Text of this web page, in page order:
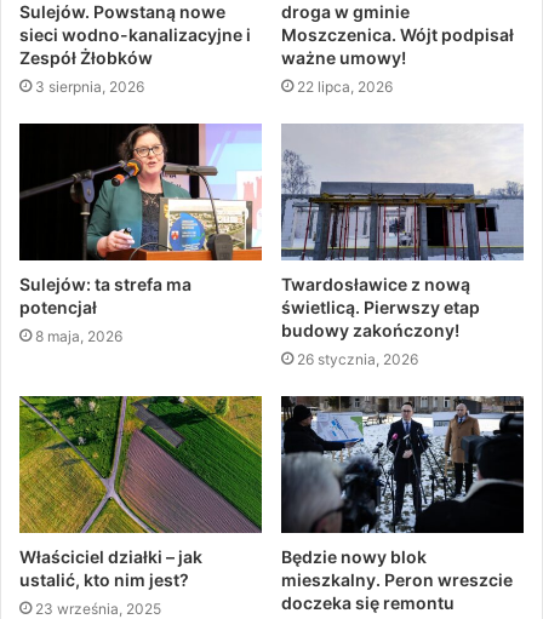
Sulejów. Powstaną nowe
sieci wodno-kanalizacyjne i
Zespół Żłobków
3 sierpnia, 2026
droga w gminie
Moszczenica. Wójt podpisał
ważne umowy!
22 lipca, 2026
Sulejów: ta strefa ma
potencjał
8 maja, 2026
Twardosławice z nową
świetlicą. Pierwszy etap
budowy zakończony!
26 stycznia, 2026
Właściciel działki – jak
ustalić, kto nim jest?
23 września, 2025
Będzie nowy blok
mieszkalny. Peron wreszcie
doczeka się remontu